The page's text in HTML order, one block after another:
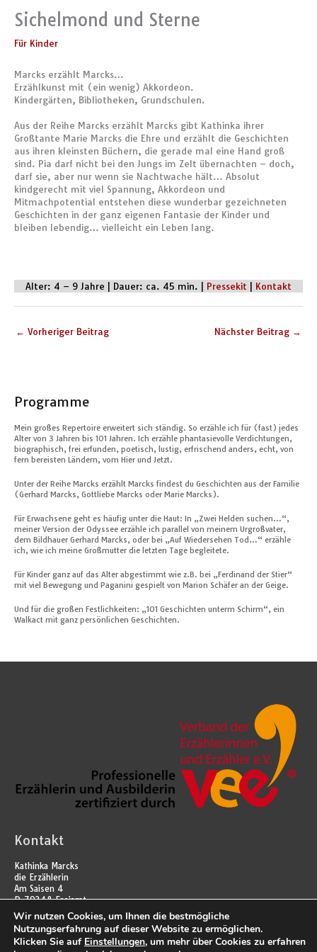
Sichelmond und Sterne
Für Kinder
Marcks erzählt Marcks…
Erzählkunst mit (ein wenig) Akkordeon.
Kindergärten, Bibliotheken, Grundschulen.
Aus der Reihe Marcks erzählt Marcks gibt Kathinka ihrer
Großtante Marie Marcks die Ehre und erzählt die Geschichten
aus ihren kleinsten Büchern, die gerade mal eine Hand groß
sind. Pia darf nicht bei den Jungs im Zelt übernachten – doch,
darf sie, aber nur wenn sie Nachtwache hält… Absolut
kindgerecht mit viel Spannung, Akkordeon und
Mitmachpotential entstehen diese wunderbar gezeichneten
Geschichten in der ganz eigenen Fantasie der Kinder und
bleiben lebendig… vielleicht ein Leben lang.
Alter: 4 – 9 Jahre | Dauer: ca. 45 min. | Pressekit Kontakt
← Vorheriger Beitrag Nächster Beitrag →
Programme
Mein großes Repertoire erweitert sich ständig. So erzähle ich für (fast) jedes
Alter von 3 Jahren bis 101 Jahren. Ich erzähle phantasievolle Verdichtungen,
biographisch, frei erfunden, poetisch, lustig, erfrischend anders, echt, von
fern bereisten Ländern, vom Hier und Jetzt.
Unter der Reihe Marcks erzählt Marcks findest du Geschichten aus der Familie
(Gerhard Marcks, Gottliebe Marcks oder Marie Marcks).
Für Erwachsene geht es häufig unter die Haut: In „Zwei Helden suchen…“,
meiner Version der Odyssee erzähle ich parallel von meinem Urgroßvater,
dem Bildhauer Gerhard Marcks, oder bei „Auf Wiedersehen Tod…“ erzähle
ich, wie ich meine Großmutter die letzten Tage begleitete.
Für Kinder ganz auf das Alter abgestimmt wie z.B. bei „Ferdinand der Stier“
mit viel Bewegung und Paganini gespielt von Marion Schäfer an der Geige.
Und für die großen Festlichkeiten: „101 Geschichten unterm Schirm“, ein
Walkact mit ganz persönlichen Geschichten.
Kontakt
Kathinka Marcks
die Erzählerin
Am Saisen 4
D-79348 Freiamt
T: +49 163 13 53 649
M: info@kathinkamarcks.com
Wir nutzen Cookies, um Ihnen die bestmögliche
Nutzungserfahrung auf dieser Website zu ermöglichen.
Klicken Sie auf Einstellungen, um mehr über Cookies zu erfahren